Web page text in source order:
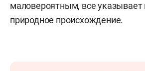
маловероятным, все указывает
природное происхождение.